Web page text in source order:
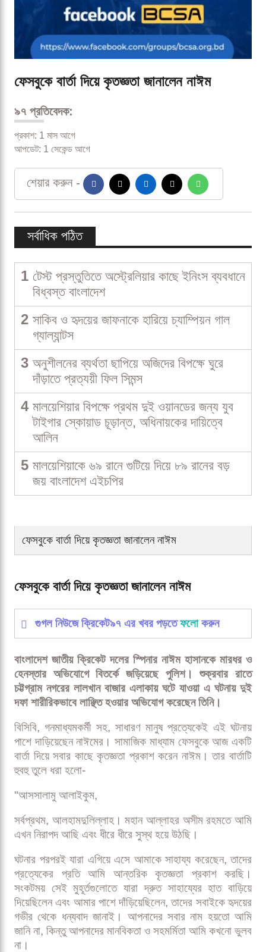
ফেসবুকে বার্তা দিয়ে কৃতজ্ঞতা জানালেন নাঈম
৯৭ প্রতিবেদক:
প্রকাশ: 1 মাস আগে
আপডেট: 1 সেকেন্ড আগে
শেয়ার করুন -
সর্বাধিক পঠিত
1 টেস্ট প্রস্তুতিতে অস্ট্রেলিয়ার কাছে ইনিংস ব্যবধানে
বিধ্বস্ত বাংলাদেশ
2 সাকিব ও হৃদয়ের জাফনাকে হারিয়ে চ্যাম্পিয়ন গাল
গ্যাল্যান্টস
3 অনুশীলনের ব্যর্থতা ছাপিয়ে অজিদের বিপক্ষে ঘুরে
দাঁড়াতে প্রত্যয়ী ফিল সিমন্স
4 মালয়েশিয়ার বিপক্ষে প্রথম দুই ওয়ানডের জন্য যুব
টাইগার স্কোয়াড চূড়ান্ত, অধিনায়কের দায়িত্বে
আলিন
5 মালয়েশিয়াকে ৬৯ রানে গুটিয়ে দিয়ে ৮৯ রানের বড়
জয় বাংলাদেশ এইচপির
ফেসবুকে বার্তা দিয়ে কৃতজ্ঞতা জানালেন নাঈম
ফেসবুকে বার্তা দিয়ে কৃতজ্ঞতা জানালেন নাঈম
গুগল নিউজে ক্রিকেট৯৭ এর খবর পড়তেফলোকরুন
বাংলাদেশ জাতীয় ক্রিকেট দলের স্পিনার নাঈম হাসানকে মারধর ও
হেনস্তার অভিযোগে বিতর্কে জড়িয়েছে পুলিশ। শুক্রবার রাতে
দফা শারীরিকভাবে লাঞ্ছিত হওয়ার অভিযোগ করেছেন তিনি।
পাশে দাড়িয়েছেন নাঈমের। সামাজিক মাধ্যাম ফেসবুকে আজ একটি
বার্তা দিয়ে সবার কাছে কৃতজ্ঞতা প্রকাশ করেন নাঈম। তার বার্তাটি
হুবহু তুলে ধরা হলো-
"আসসালামু আলাইকুম,
সর্বপ্রথম, আলহামদুলিল্লাহ। মহান আল্লাহর অসীম রহমতে আমি